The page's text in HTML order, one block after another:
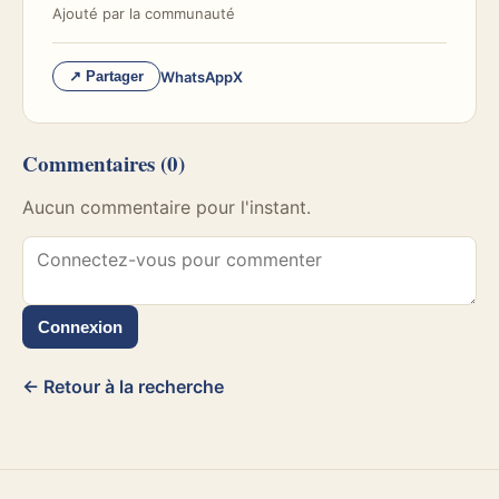
Ajouté par la communauté
↗ Partager WhatsAppX
Commentaires (0)
Aucun commentaire pour l'instant.
Connexion
← Retour à la recherche